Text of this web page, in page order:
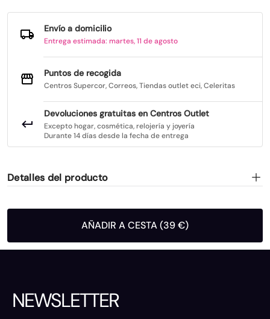
Envío a domicilio
Entrega estimada: martes, 11 de agosto
Puntos de recogida
Centros Supercor, Correos, Tiendas outlet eci, Celeritas
Devoluciones gratuitas en Centros Outlet
Excepto hogar, cosmética, relojería y joyería
Durante 14 días desde la fecha de entrega
Detalles del producto
AÑADIR A CESTA (39 €)
NEWSLETTER